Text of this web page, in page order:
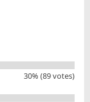
30% (89 votes)